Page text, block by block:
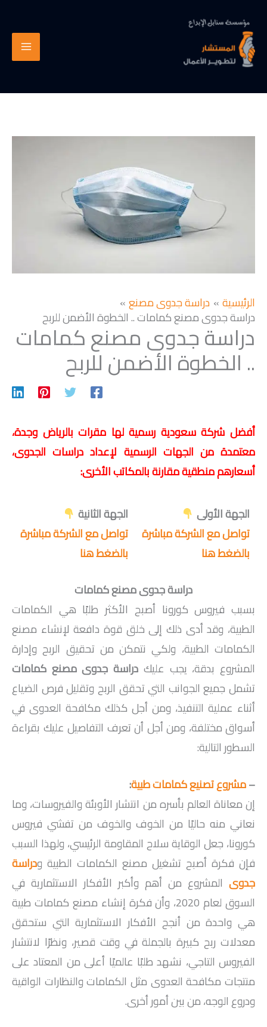
المحتوى
الرئيسية دراسة جدوى مصنع
دراسة جدوى مصنع كمامات .. الخطوة الأضمن للربح
دراسة جدوى مصنع كمامات
.. الخطوة الأضمن للربح
أفضل شركة سعودية رسمية لها مقرات بالرياض وجدة،
معتمدة من الجهات الرسمية لإعداد دراسات الجدوى،
أسعارهم منطقية مقارنة بالمكاتب الأخرى:
الجهة الأولى
تواصل مع الشركة مباشرة
بالضغط هنا
الجهة الثانية
تواصل مع الشركة مباشرة
بالضغط هنا
دراسة جدوى مصنع كمامات
بسبب فيروس كورونا أصبح الأكثر طلبًا هي الكمامات
الطبية، وقد أدى ذلك إلى خلق قوة دافعة لإنشاء مصنع
الكمامات الطبية، ولكي نتمكن من تحقيق الربح وإدارة
المشروع بدقة، يجب عليك دراسة جدوى مصنع كمامات
تشمل جميع الجوانب التي تحقق الربح وتقليل فرص الضياع
أثناء عملية التنفيذ، ومن أجل كذلك مكافحة العدوى في
أسواق مختلفة، ومن أجل أن تعرف التفاصيل عليك بقراءة
السطور التالية:
–مشروع تصنيع كمامات طبية:
إن معاناة العالم بأسره من انتشار الأوبئة والفيروسات، وما
نعاني منه حاليًا من الخوف والخوف من تفشي فيروس
كورونا، جعل الوقاية سلاح المقاومة الرئيسي، ولهذا السبب
فإن فكرة أصبح تشغيل مصنع الكمامات الطبية ودراسة
جدوى المشروع من أهم وأكبر الأفكار الاستثمارية في
السوق لعام 2020، وأن فكرة إنشاء مصنع كمامات طبية
هي واحدة من أنجح الأفكار الاستثمارية التي ستحقق
معدلات ربح كبيرة بالجملة في وقت قصير، ونظرًا لانتشار
الفيروس التاجي، نشهد طلبًا عالميًا أعلى من المعتاد على
منتجات مكافحة العدوى مثل الكمامات والنظارات الواقية
ودروع الوجه، من بين أمور أخرى.